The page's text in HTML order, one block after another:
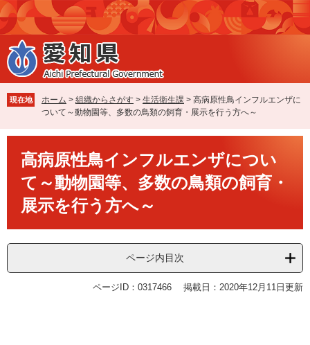
ペ
ー
ジ
の
先
で
す
メ
ニ
ュ
ー
を
ば
し
本
現在地 ホーム > 組織からさがす > 生活衛生課 > 高病原性鳥インフルエンザに
ついて～動物園等、多数の鳥類の飼育・展示を行う方へ～
高病原性鳥インフルエンザについ
て～動物園等、多数の鳥類の飼育・
展示を行う方へ～
ページ内目次
ページID：0317466 掲載日：2020年12月11日更新